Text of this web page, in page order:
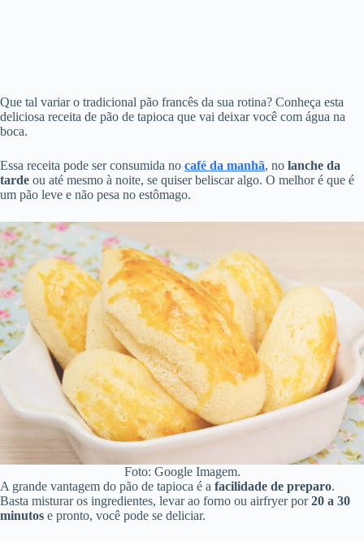
Que tal variar o tradicional pão francês da sua rotina? Conheça esta
deliciosa receita de pão de tapioca que vai deixar você com água na
boca.
Essa receita pode ser consumida no café da manhã, no lanche da
tarde ou até mesmo à noite, se quiser beliscar algo. O melhor é que é
um pão leve e não pesa no estômago.
Foto: Google Imagem.
A grande vantagem do pão de tapioca é a facilidade de preparo.
Basta misturar os ingredientes, levar ao forno ou airfryer por20 a 30
minutos e pronto, você pode se deliciar.